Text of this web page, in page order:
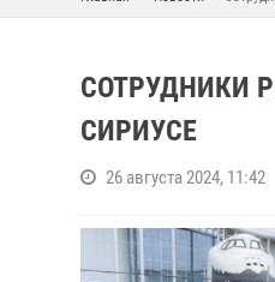
СОТРУДНИКИ
СИРИУСЕ
26 августа 2024, 11:42